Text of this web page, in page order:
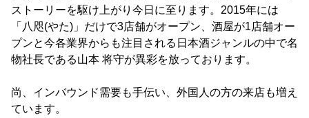
ストーリーを駆け上がり今日に至ります。2015年には
「八咫(やた)」だけで3店舗がオープン、酒屋が1店舗オー
プンと今各業界からも注目される日本酒ジャンルの中で名
物社長である山本 将守が異彩を放っております。
尚、インバウンド需要も手伝い、外国人の方の来店も増え
ています。